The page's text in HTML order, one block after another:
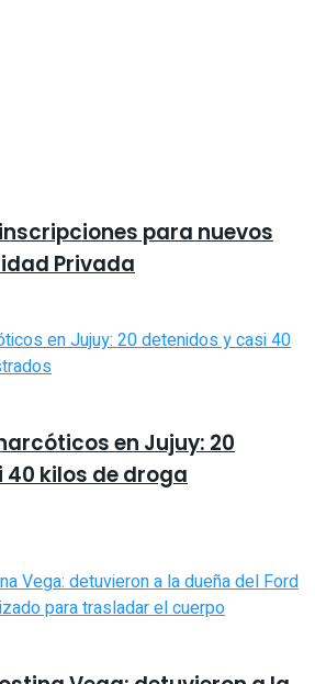
inscripciones para nuevos
Privada
en Jujuy: 20
kilos de droga